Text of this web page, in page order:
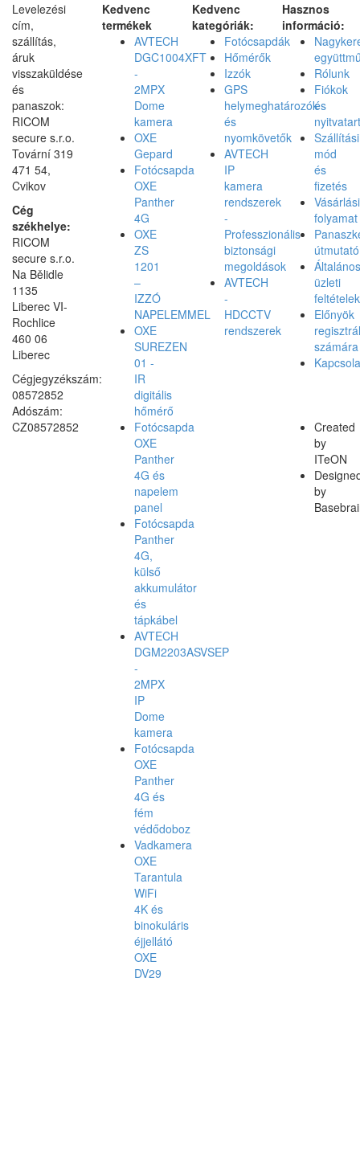
Levelezési
cím,
szállítás,
áruk
visszaküldése
és
panaszok:
RICOM
secure s.r.o.
Tovární 319
471 54,
Cvikov
Cég
székhelye:
RICOM
secure s.r.o.
Na Bělidle
1135
Liberec VI-
Rochlice
460 06
Liberec
Cégjegyzékszám:
08572852
Adószám:
CZ08572852
Kedvenc
termékek
AVTECH
DGC1004XFT
-
2MPX
Dome
kamera
OXE
Gepard
Fotócsapda
OXE
Panther
4G
OXE
ZS
1201
–
IZZÓ
NAPELEMMEL
OXE
SUREZEN
01 -
IR
digitális
hőmérő
Fotócsapda
OXE
Panther
4G és
napelem
panel
Fotócsapda
Panther
4G,
külső
akkumulátor
és
tápkábel
AVTECH
DGM2203ASVSEP
-
2MPX
IP
Dome
kamera
Fotócsapda
OXE
Panther
4G és
fém
védődoboz
Vadkamera
OXE
Tarantula
WiFi
4K és
binokuláris
éjjellátó
OXE
DV29
Kedvenc
kategóriák:
Fotócsapdák
Hőmérők
Izzók
GPS
helymeghatározók
és
nyomkövetők
AVTECH
IP
kamera
rendszerek
-
Professzionális
biztonsági
megoldások
AVTECH
-
HDCCTV
rendszerek
Hasznos
információ:
Rólunk
Fiókok
és
Szállítási
mód
és
fizetés
Vásárlási
folyamat
útmutató
Általános
üzleti
feltételek
Előnyök
számára
Created
by
ITeON
by